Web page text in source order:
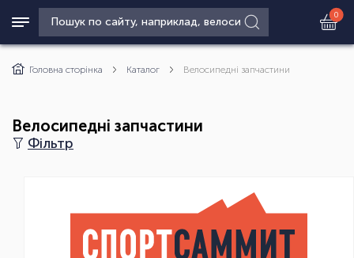
0
Головна сторінка Каталог Велосипедні запчастини
Велосипедні запчастини
Фільтр